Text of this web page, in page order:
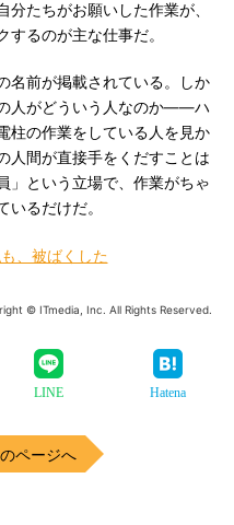
たちがお願いした作業が、
るのが主な仕事だ。
名前が掲載されている。しか
人がどういう人なのか――ハ
柱の作業をしている人を見か
人間が直接手をくだすことは
」という立場で、作業がちゃ
いるだけだ。
、被ばくした
© ITmedia, Inc. All Rights Reserved.
LINE Hatena
ページへ